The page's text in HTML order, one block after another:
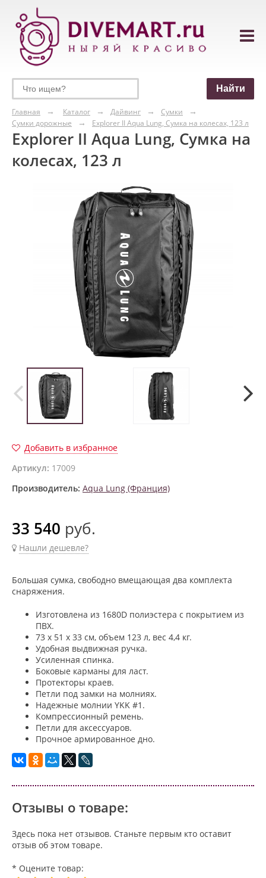
Главная Каталог Дайвинг
Сумки
Сумки дорожные
Explorer II Aqua Lung, Сумка на колесах, 123 л
Explorer II Aqua Lung, Сумка на
колесах, 123 л
Добавить в избранное
Артикул: 17009
Производитель: Aqua Lung (Франция)
33 540 руб.
Нашли дешевле?
Большая сумка, свободно вмещающая два комплекта
снаряжения.
Изготовлена из 1680D полиэстера с покрытием из
ПВХ.
73 x 51 x 33 см, объем 123 л, вес 4,4 кг.
Удобная выдвижная ручка.
Усиленная спинка.
Боковые карманы для ласт.
Протекторы краев.
Петли под замки на молниях.
Надежные молнии YKK #1.
Компрессионный ремень.
Петли для аксессуаров.
Прочное армированное дно.
Отзывы о товаре:
Здесь пока нет отзывов. Станьте первым кто оставит
отзыв об этом товаре.
* Оцените товар: